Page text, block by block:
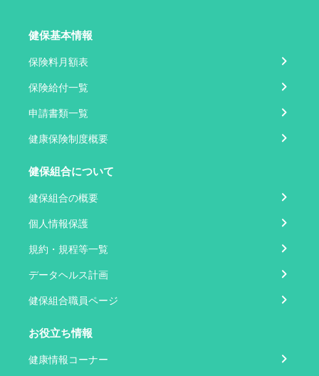
健保基本情報
保険料月額表
保険給付一覧
申請書類一覧
健康保険制度概要
健保組合について
健保組合の概要
個人情報保護
規約・規程等一覧
データヘルス計画
健保組合職員ページ
お役立ち情報
健康情報コーナー